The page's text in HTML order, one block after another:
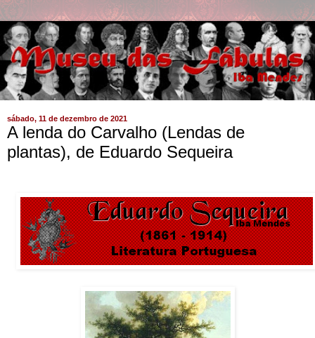
sábado, 11 de dezembro de 2021
A lenda do Carvalho (Lendas de
plantas), de Eduardo Sequeira